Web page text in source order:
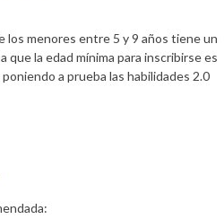
los menores entre 5 y 9 años tiene un
que la edad mínima para inscribirse es
a prueba las habilidades 2.0